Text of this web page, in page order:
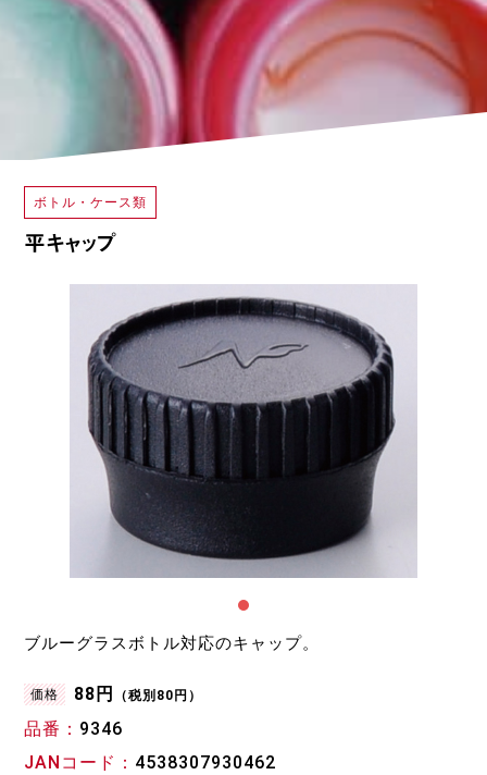
ボトル・ケース類
平キャップ
ブルーグラスボトル対応のキャップ。
価格 88円 （税別80円）
品番
9346
JANコード
4538307930462